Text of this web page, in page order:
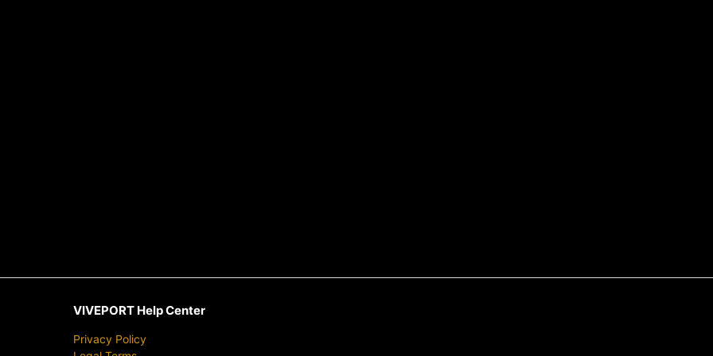
VIVEPORT Help Center
Privacy Policy